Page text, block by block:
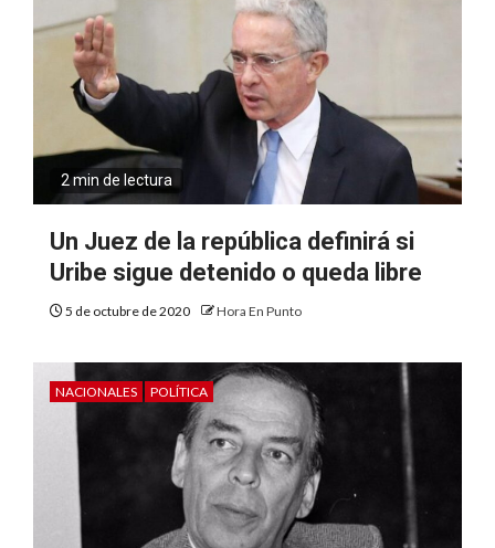
2 min de lectura
Un Juez de la república definirá si
Uribe sigue detenido o queda libre
5 de octubre de 2020 Hora En Punto
NACIONALES POLÍTICA